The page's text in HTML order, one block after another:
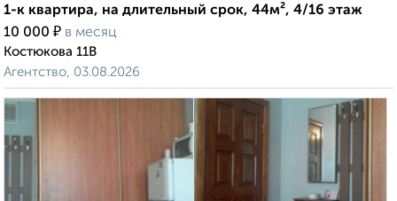
1-к квартира, на длительный срок, 44м², 4/16 этаж
10 000 ₽ в месяц
Костюкова 11В
Агентство, 03.08.2026